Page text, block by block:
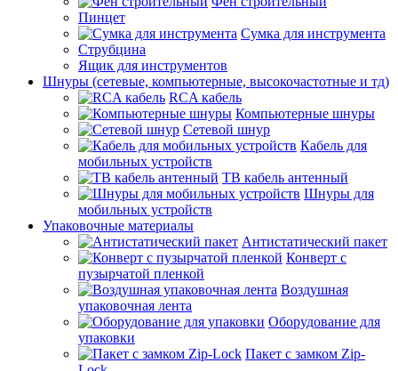
Пинцет
Сумка для инструмента
Струбцина
Ящик для инструментов
Шнуры (сетевые, компьютерные, высокочастотные и тд)
RCA кабель
Компьютерные шнуры
Сетевой шнур
Кабель для
мобильных устройств
ТВ кабель антенный
Шнуры для
мобильных устройств
Упаковочные материалы
Антистатический пакет
Конверт с
пузырчатой пленкой
Воздушная
упаковочная лента
Оборудование для
упаковки
Пакет с замком Zip-